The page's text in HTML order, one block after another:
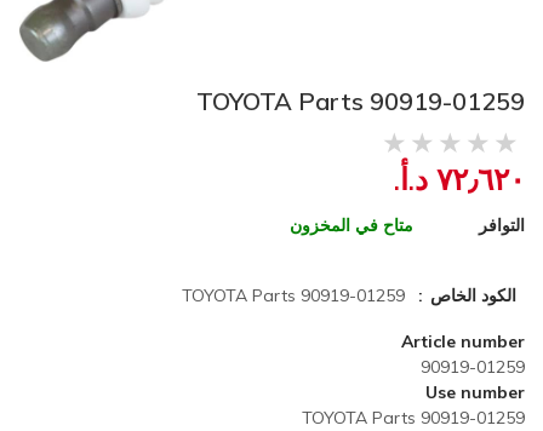
TOYOTA Parts 90919-01259
٧٢٫٦٢٠ د.أ.‏
التوافر متاح في المخزون
الكود الخاص TOYOTA Parts 90919-01259
Article number
90919-01259
Use number
TOYOTA Parts 90919-01259